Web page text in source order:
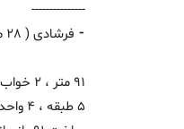
---------------
⁃ فرشادی ( 28 میلیارد )
91 متر ، 2 خواب ، طبقه 1 ، بالکن
5 طبقه ، 4 واحدی